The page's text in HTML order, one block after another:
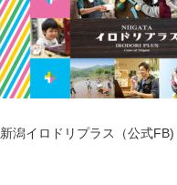
新潟イロドリプラス（公式FB)